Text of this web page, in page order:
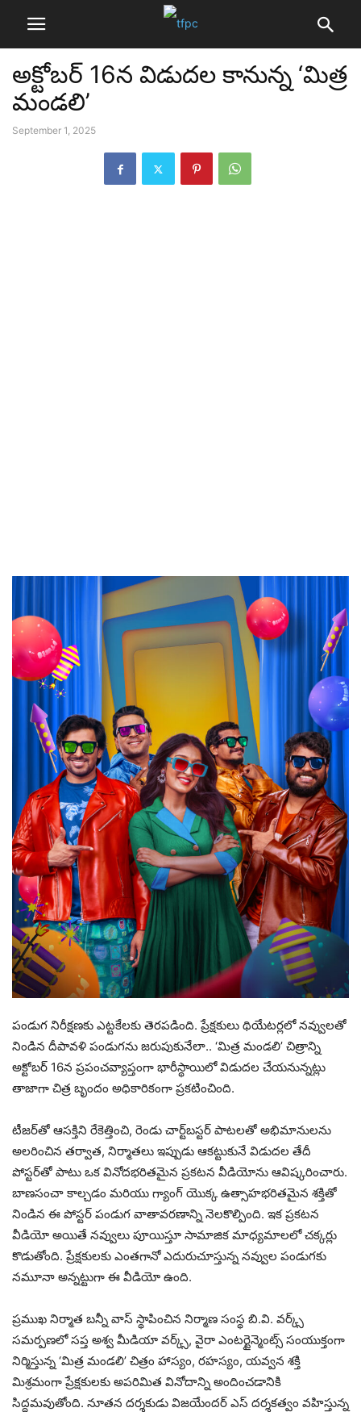
అక్టోబర్ 16న విడుదల కానున్న ‘మిత్ర
మండలి’
September 1, 2025
పండుగ నిరీక్షణకు ఎట్టకేలకు తెరపడింది. ప్రేక్షకులు థియేటర్లలో నవ్వులతో
నిండిన దీపావళి పండుగను జరుపుకునేలా.. ‘మిత్ర మండలి’ చిత్రాన్ని
అక్టోబర్ 16న ప్రపంచవ్యాప్తంగా భారీస్థాయిలో విడుదల చేయనున్నట్లు
తాజాగా చిత్ర బృందం అధికారికంగా ప్రకటించింది.
టీజర్‌తో ఆసక్తిని రేకెత్తించి, రెండు చార్ట్‌బస్టర్ పాటలతో అభిమానులను
అలరించిన తర్వాత, నిర్మాతలు ఇప్పుడు ఆకట్టుకునే విడుదల తేదీ
పోస్టర్‌తో పాటు ఒక వినోదభరితమైన ప్రకటన వీడియోను ఆవిష్కరించారు.
బాణసంచా కాల్చడం మరియు గ్యాంగ్ యొక్క ఉత్సాహభరితమైన శక్తితో
నిండిన ఈ పోస్టర్ పండుగ వాతావరణాన్ని నెలకొల్పింది. ఇక ప్రకటన
వీడియో అయితే నవ్వులు పూయిస్తూ సామాజిక మాధ్యమాలలో చక్కర్లు
కొడుతోంది. ప్రేక్షకులకు ఎంతగానో ఎదురుచూస్తున్న నవ్వుల పండుగకు
నమూనా అన్నట్టుగా ఈ వీడియో ఉంది.
ప్రముఖ నిర్మాత బన్నీ వాస్ స్థాపించిన నిర్మాణ సంస్థ బి.వి. వర్క్స్
సమర్పణలో సప్త అశ్వ మీడియా వర్క్స్, వైరా ఎంటర్టైన్మెంట్స్ సంయుక్తంగా
నిర్మిస్తున్న ‘మిత్ర మండలి’ చిత్రం హాస్యం, రహస్యం, యవ్వన శక్తి
మిశ్రమంగా ప్రేక్షకులకు అపరిమిత వినోదాన్ని అందించడానికి
సిద్ధమవుతోంది. నూతన దర్శకుడు విజయేందర్ ఎస్ దర్శకత్వం వహిస్తున్న